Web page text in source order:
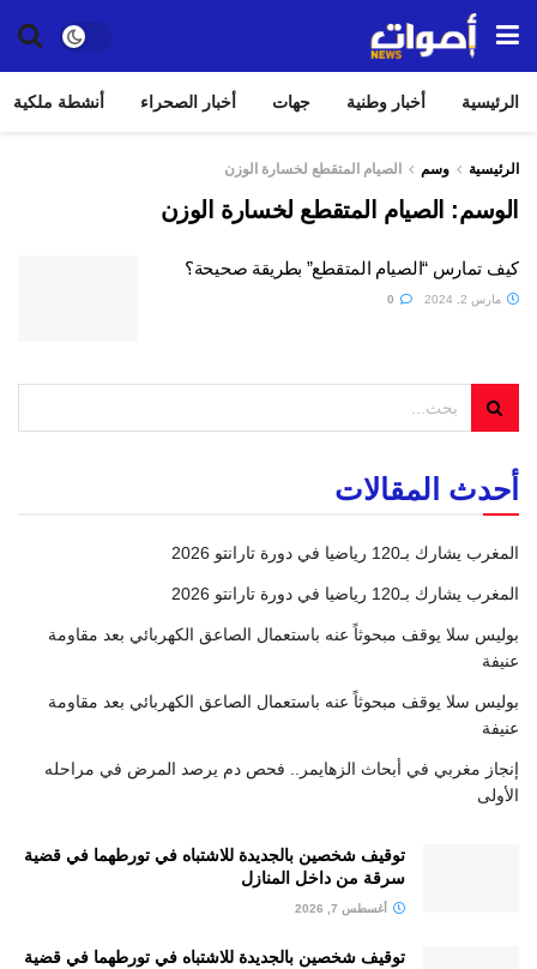
الرئيسية أخبار وطنية جهات أخبار الصحراء أنشطة ملكية
الرئيسية وسم الصيام المتقطع لخسارة الوزن
الوسم: الصيام المتقطع لخسارة الوزن
كيف تمارس “الصيام المتقطع” بطريقة صحيحة؟
مارس 2, 2024
أحدث المقالات
المغرب يشارك بـ120 رياضيا في دورة تارانتو 2026
المغرب يشارك بـ120 رياضيا في دورة تارانتو 2026
بوليس سلا يوقف مبحوثاً عنه باستعمال الصاعق الكهربائي بعد مقاومة
عنيفة
بوليس سلا يوقف مبحوثاً عنه باستعمال الصاعق الكهربائي بعد مقاومة
عنيفة
إنجاز مغربي في أبحاث الزهايمر.. فحص دم يرصد المرض في مراحله
الأولى
توقيف شخصين بالجديدة للاشتباه في تورطهما في قضية
سرقة من داخل المنازل
أغسطس 7, 2026
توقيف شخصين بالجديدة للاشتباه في تورطهما في قضية